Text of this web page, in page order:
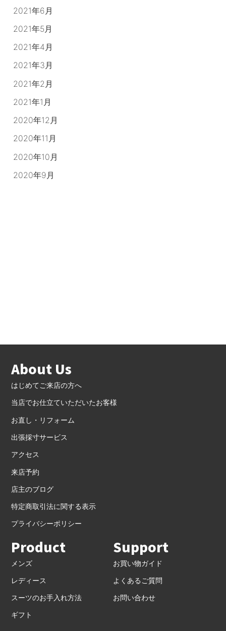
2021年6月
2021年5月
2021年4月
2021年3月
2021年2月
2021年1月
2020年12月
2020年11月
2020年10月
2020年9月
About Us
はじめてご来店の方へ
当店でお仕立ていただいたお客様
お直し・リフォーム
出張採寸サービス
アクセス
来店予約
店主のブログ
特定商取引法に関する表示
プライバシーポリシー
Product
メンズ
レディース
スーツのお手入れ方法
ギフト
Support
お買い物ガイド
よくあるご質問
お問い合わせ